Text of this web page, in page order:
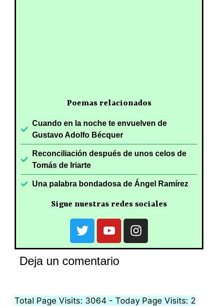
Poemas relacionados
Cuando en la noche te envuelven de
Gustavo Adolfo Bécquer
Reconciliación después de unos celos de
Tomás de Iriarte
Una palabra bondadosa de Ángel Ramírez
Sigue nuestras redes sociales
Deja un comentario
Total Page Visits: 3064 - Today Page Visits: 2